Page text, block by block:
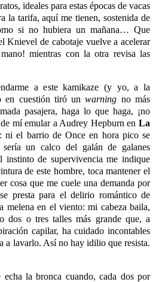
ideales para estas épocas de vacas
la tarifa, aquí me tienen, sostenida de
si no hubiera un mañana… Que
Knievel de cabotaje vuelve a acelerar
mientras con la otra revisa las
a este kamikaze (y yo, a la
en cuestión tiró unwarning no más
pasajera, haga lo que haga, ¡no
mí emular a Audrey Hepburn en La
ni el barrio de Once en hora pico se
un calco del galán de galanes
instinto de supervivencia me indique
de este hombre, toca mantener el
cosa que me cuele una demanda por
presta para el delirio romántico de
melena en el viento: mi cabeza baila,
dos o tres talles más grande que, a
capilar, ha cuidado incontables
a lavarlo. Así no hay idilio que resista.
la bronca cuando, cada dos por